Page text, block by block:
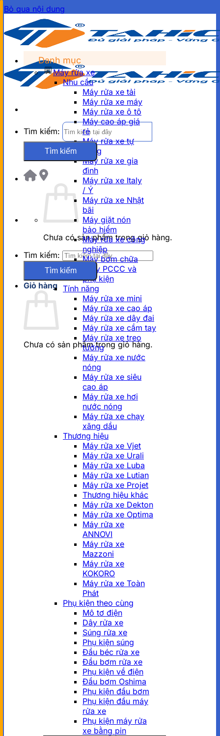
Bỏ qua nội dung
Tìm kiếm:
Chưa có sản phẩm trong giỏ hàng.
Tìm kiếm:
Giỏ hàng
Chưa có sản phẩm trong giỏ hàng.
Danh mục
Máy rửa xe
Nhu cầu
Máy rửa xe tải
Máy rửa xe máy
Máy rửa xe ô tô
Máy cao áp giá
rẻ
Máy rửa xe tự
động
Máy rửa xe gia
đình
Máy rửa xe Italy
/ Ý
Máy rửa xe Nhật
bãi
Máy giặt nón
bảo hiểm
Máy rửa xe công
nghiệp
Máy bơm chữa
cháy PCCC và
phụ kiện
Tính năng
Máy rửa xe mini
Máy rửa xe cao áp
Máy rửa xe dây đai
Máy rửa xe cầm tay
Máy rửa xe treo
tường
Máy rửa xe nước
nóng
Máy rửa xe siêu
cao áp
Máy rửa xe hơi
nước nóng
Máy rửa xe chạy
xăng dầu
Thương hiệu
Máy rửa xe Vjet
Máy rửa xe Urali
Máy rửa xe Luba
Máy rửa xe Lutian
Máy rửa xe Projet
Thương hiệu khác
Máy rửa xe Dekton
Máy rửa xe Optima
Máy rửa xe
ANNOVI
Máy rửa xe
Mazzoni
Máy rửa xe
KOKORO
Máy rửa xe Toàn
Phát
Phụ kiện theo cùng
Mô tơ điện
Dây rửa xe
Súng rửa xe
Phụ kiện súng
Đầu béc rửa xe
Đầu bơm rửa xe
Phụ kiện về điện
Đầu bơm Oshima
Phụ kiện đầu bơm
Phụ kiện đầu máy
rửa xe
Phụ kiện máy rửa
xe bằng pin